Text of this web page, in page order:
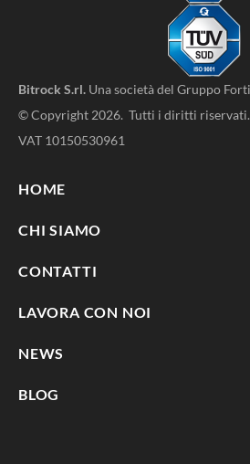
Bitrock S.rl. Una società del Gruppo
© Copyright 2026. Tutti i diritti riservati.
VAT 10150530961
HOME
CHI SIAMO
CONTATTI
LAVORA CON NOI
NEWS
BLOG